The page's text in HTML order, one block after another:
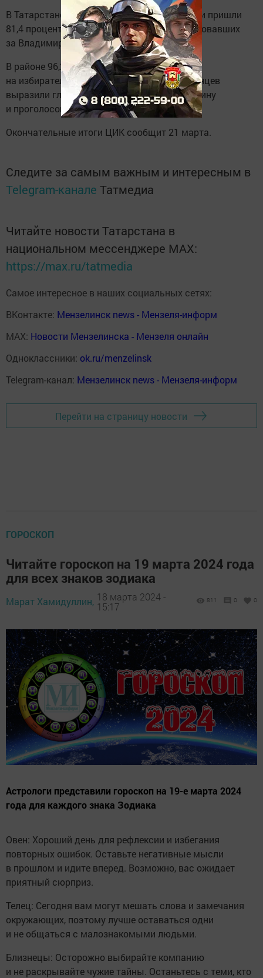
В Татарстане на выборы Президента России пришли
81,4 процента избирателей. Число проголосовавших
за Владимира Путина составило 89,53%.
В районе 96,21% всех избирателей пришли
на избирательные участки. 93,17% мензелинцев
выразили глубокое доверие Владимиру Путину
и проголосовали за него.
Окончательные итоги ЦИК сообщит 21 марта.
Следите за самым важным и интересным в
Telegram-канале Татмедиа
Читайте новости Татарстана в
национальном мессенджере MАХ:
https://max.ru/tatmedia
Самое интересное в наших социальных сетях:
ВКонтакте: Мензелинск news - Мензеля-информ
MAX: Новости Мензелинска - Мензеля онлайн
Одноклассники: ok.ru/menzelinsk
Telegram-канал: Мензелинск news - Мензеля-информ
Перейти на страницу новости
ГОРОСКОП
Читайте гороскоп на 19 марта 2024 года
для всех знаков зодиака
Марат Хамидуллин, 18 марта 2024 -
15:17
811 0 0
Астрологи представили гороскоп на 19-е марта 2024
года для каждого знака Зодиака
Овен: Хороший день для рефлексии и избегания
повторных ошибок. Оставьте негативные мысли
в прошлом и идите вперед. Возможно, вас ожидает
приятный сюрприз.
Телец: Сегодня вам могут мешать слова и замечания
окружающих, поэтому лучше оставаться одни
и не общаться с малознакомыми людьми.
Близнецы: Осторожно выбирайте компанию
и не раскрывайте чужие тайны. Останьтесь с теми, кто